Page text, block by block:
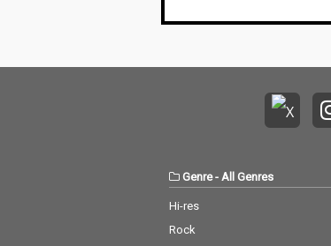
Genre- All Genres
Hi-res
Rock